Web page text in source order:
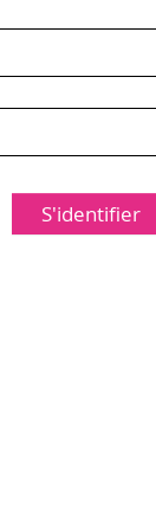
S'identifier